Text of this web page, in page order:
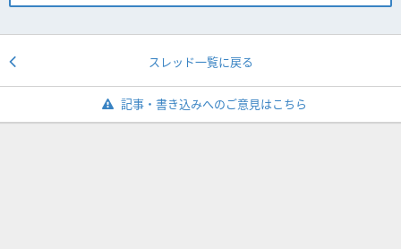
スレッド一覧に戻る
記事・書き込みへのご意見はこちら